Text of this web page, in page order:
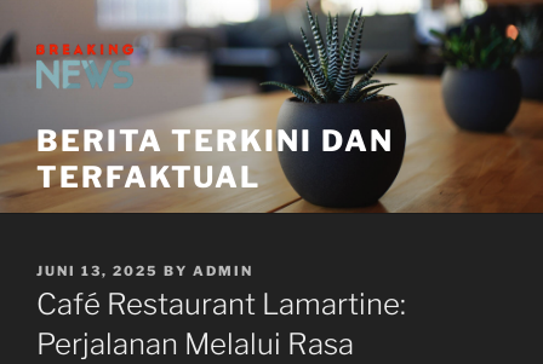
to
content
BERITA TERKINI DAN
TERFAKTUAL
POSTED
ON
JUNI 13, 2025 BY ADMIN
Café Restaurant Lamartine:
Perjalanan Melalui Rasa